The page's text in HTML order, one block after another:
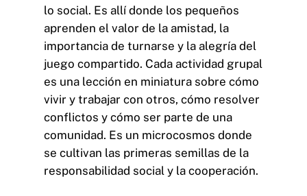
lo social. Es allí donde los pequeños
aprenden el valor de la amistad, la
importancia de turnarse y la alegría del
juego compartido. Cada actividad grupal
es una lección en miniatura sobre cómo
vivir y trabajar con otros, cómo resolver
conflictos y cómo ser parte de una
comunidad. Es un microcosmos donde
se cultivan las primeras semillas de la
responsabilidad social y la cooperación.